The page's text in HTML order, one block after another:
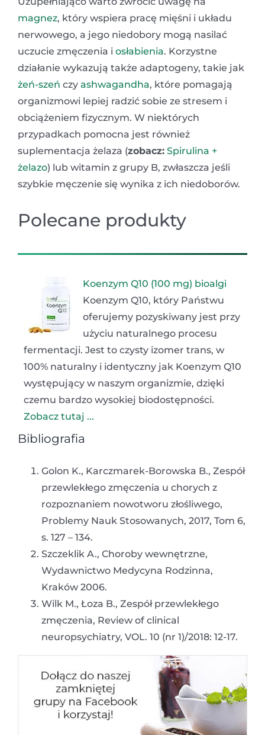
magnez, który wspiera pracę mięśni i układu
nerwowego, a jego niedobory mogą nasilać
uczucie zmęczenia i osłabienia. Korzystne
działanie wykazują także adaptogeny, takie jak
żeń-szeń czy ashwagandha, które pomagają
organizmowi lepiej radzić sobie ze stresem i
obciążeniem fizycznym. W niektórych
przypadkach pomocna jest również
suplementacja żelaza (zobacz: Spirulina +
żelazo) lub witamin z grupy B, zwłaszcza jeśli
szybkie męczenie się wynika z ich niedoborów.
Polecane produkty
Koenzym Q10 (100 mg) bioalgi
Koenzym Q10, który Państwu
oferujemy pozyskiwany jest przy
użyciu naturalnego procesu
fermentacji. Jest to czysty izomer trans, w
100% naturalny i identyczny jak Koenzym Q10
występujący w naszym organizmie, dzięki
czemu bardzo wysokiej biodostępności.
Zobacz tutaj ...
Bibliografia
Golon K., Karczmarek-Borowska B., Zespół
przewlekłego zmęczenia u chorych z
rozpoznaniem nowotworu złośliwego,
Problemy Nauk Stosowanych, 2017, Tom 6,
s. 127 – 134.
Szczeklik A., Choroby wewnętrzne,
Wydawnictwo Medycyna Rodzinna,
Kraków 2006.
Wilk M., Łoza B., Zespół przewlekłego
zmęczenia, Review of clinical
neuropsychiatry, VOL. 10 (nr 1)/2018: 12-17.